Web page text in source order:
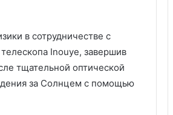
в сотрудничестве с
Inouye, завершив
тщательной оптической
за Солнцем с помощью